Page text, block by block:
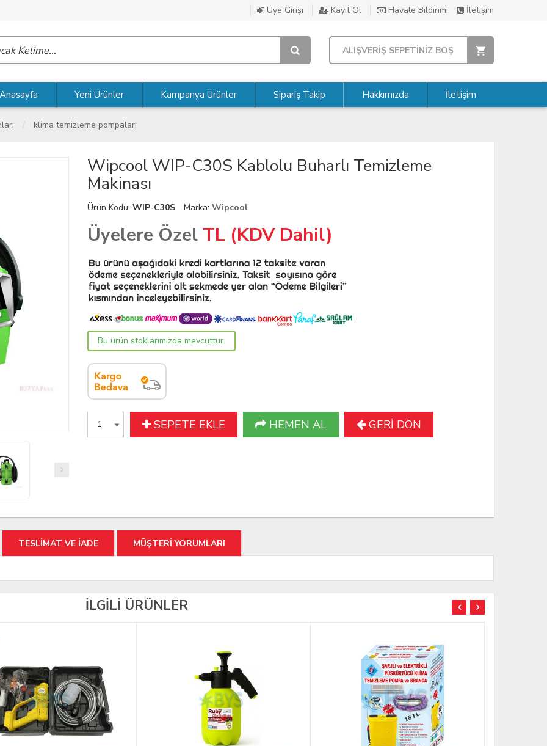
Üye Girişi Kayıt Ol Havale Bildirimi İletişim
ALIŞVERİŞ SEPETİNİZ BOŞ
Anasayfa Yeni Ürünler Kampanya Ürünler Sipariş Takip Hakkımızda İletişim
klima temizleme pompaları
Wipcool WIP-C30S Kablolu Buharlı Temizleme
Makinası
Ürün Kodu:WIP-C30S Marka:Wipcool
Üyelere Özel TL (KDV Dahil)
Bu ürün stoklarımızda mevcuttur.
SEPETE EKLE HEMEN AL GERİ DÖN
TESLİMAT VE İADE MÜŞTERİ YORUMLARI
İLGİLİ ÜRÜNLER